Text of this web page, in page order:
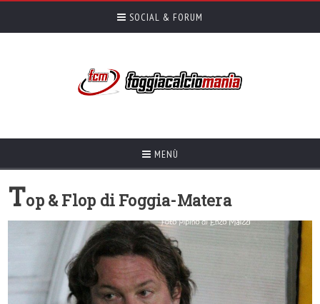
SOCIAL & FORUM
MENÙ
Top & Flop di Foggia-Matera